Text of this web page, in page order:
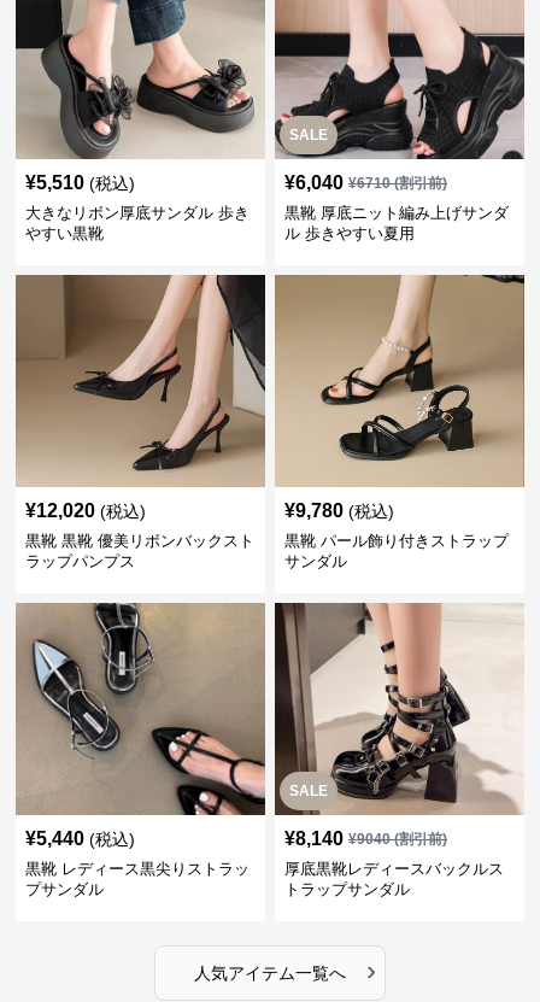
¥5,510 (税込)
大きなリボン厚底サンダル 歩き
やすい黒靴
SALE
¥6,040 ¥6710(割引前)
黒靴 厚底ニット編み上げサンダ
ル 歩きやすい夏用
¥12,020 (税込)
黒靴 黒靴 優美リボンバックスト
ラップパンプス
¥9,780 (税込)
黒靴 パール飾り付きストラップ
サンダル
¥5,440 (税込)
黒靴 レディース黒尖りストラッ
プサンダル
SALE
¥8,140 ¥9040(割引前)
厚底黒靴レディースバックルス
トラップサンダル
人気アイテム一覧へ ›